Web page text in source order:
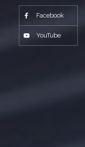
Facebook
YouTube